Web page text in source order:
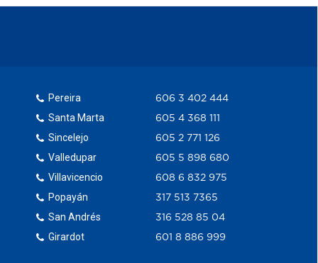
Pereira
Santa Marta
Sincelejo
Valledupar
Villavicencio
Popayán
San Andrés
Girardot
606 3 402 444
605 4 368 111
605 2 771 126
605 5 898 680
608 6 832 975
317 513 7365
316 528 85 04
601 8 886 999